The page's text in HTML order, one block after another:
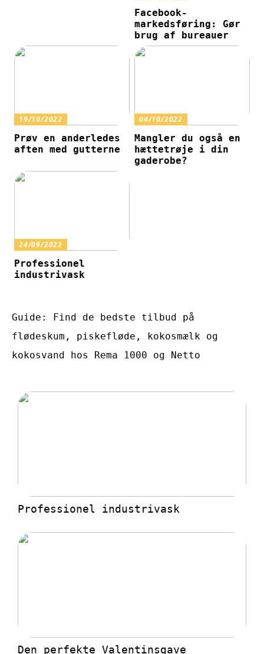
Facebook-
markedsføring: Gør
brug af bureauer
19/10/2022
Prøv en anderledes
aften med gutterne
04/10/2022
Mangler du også en
hættetrøje i din
gaderobe?
24/09/2022
Professionel
industrivask
Guide: Find de bedste tilbud på
flødeskum, piskefløde, kokosmælk og
kokosvand hos Rema 1000 og Netto
Professionel industrivask
Den perfekte Valentinsgave